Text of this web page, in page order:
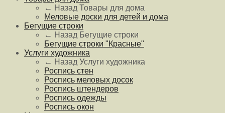
← Назад Товары для дома
Меловые доски для детей и дома
Бегущие строки
← Назад Бегущие строки
Бегущие строки "Красные"
Услуги художника
← Назад Услуги художника
Роспись стен
Роспись меловых досок
Роспись штендеров
Роспись одежды
Роспись окон